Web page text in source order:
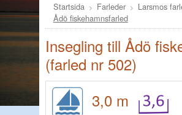
Startsida Farleder
Larsmos
Ådö fiskehamnsfarled
Insegling till Ådö
(farled nr 502)
3,0 m